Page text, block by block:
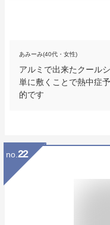
あみーみ(40代・女性)
アルミで出来たクール
単に敷くことで熱中症
的です
no. 22